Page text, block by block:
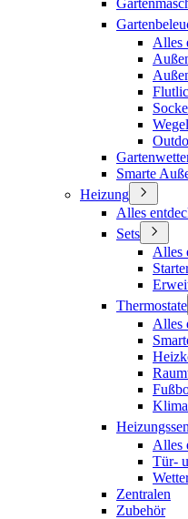
Alles
Smarte
Heizung
Alles
Sets
Alles
Thermostate
Alles
Alles
Tür-
Zentralen
Zubehör